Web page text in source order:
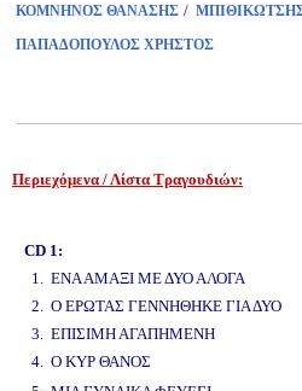
ΚΟΜΝΗΝΟΣ ΘΑΝΑΣΗΣ /
ΠΑΠΑΔΟΠΟΥΛΟΣ ΧΡΗΣΤΟΣ
Περιεχόμενα / Λίστα Τραγουδιών:
CD 1:
1. ΕΝΑ ΑΜΑΞΙ ΜΕ ΔΥΟ ΑΛΟΓΑ
2. Ο ΕΡΩΤΑΣ ΓΕΝΝΗΘΗΚΕ ΓΙΑ ΔΥΟ
3. ΕΠΙΣΙΜΗ ΑΓΑΠΗΜΕΝΗ
4. Ο ΚΥΡ ΘΑΝΟΣ